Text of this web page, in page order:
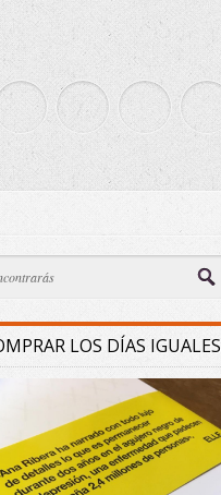
LOS DÍAS IGUALES